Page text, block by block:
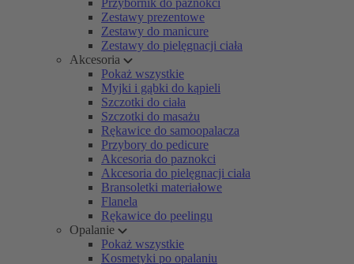
Przybornik do paznokci
Zestawy prezentowe
Zestawy do manicure
Zestawy do pielęgnacji ciała
Akcesoria
Pokaż wszystkie
Myjki i gąbki do kąpieli
Szczotki do ciała
Szczotki do masażu
Rękawice do samoopalacza
Przybory do pedicure
Akcesoria do paznokci
Akcesoria do pielęgnacji ciała
Bransoletki materiałowe
Flanela
Rękawice do peelingu
Opalanie
Pokaż wszystkie
Kosmetyki po opalaniu